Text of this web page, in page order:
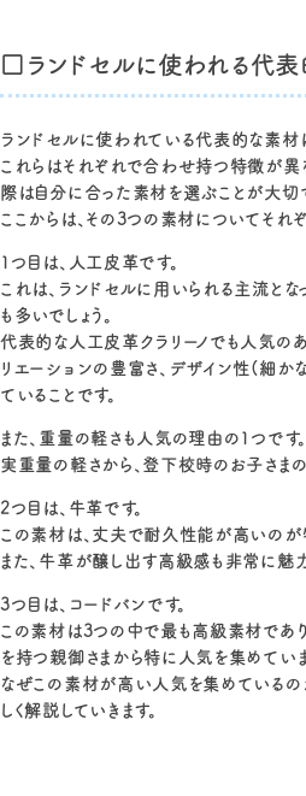
□ランドセルに使われる代
ランドセルに使われている代表的な素材は
これらはそれぞれで合わせ持つ特徴が異
際は自分に合った素材を選ぶことが大切で
ここからは、その3つの素材についてそれぞ
1つ目は、人工皮革です。
これは、ランドセルに用いられる主流と
も多いでしょう。
代表的な人工皮革クラリーノでも人気の
リエーションの豊富さ、デザイン性(細
ていることです。
また、重量の軽さも人気の理由の1つです。
実重量の軽さから、登下校時のお子さまの
2つ目は、牛革です。
この素材は、丈夫で耐久性能が高いのが
また、牛革が醸し出す高級感も非常に魅
3つ目は、コードバンです。
この素材は3つの中で最も高級素材であ
を持つ親御さまから特に人気を集めていま
なぜこの素材が高い人気を集めているの
しく解説していきます。